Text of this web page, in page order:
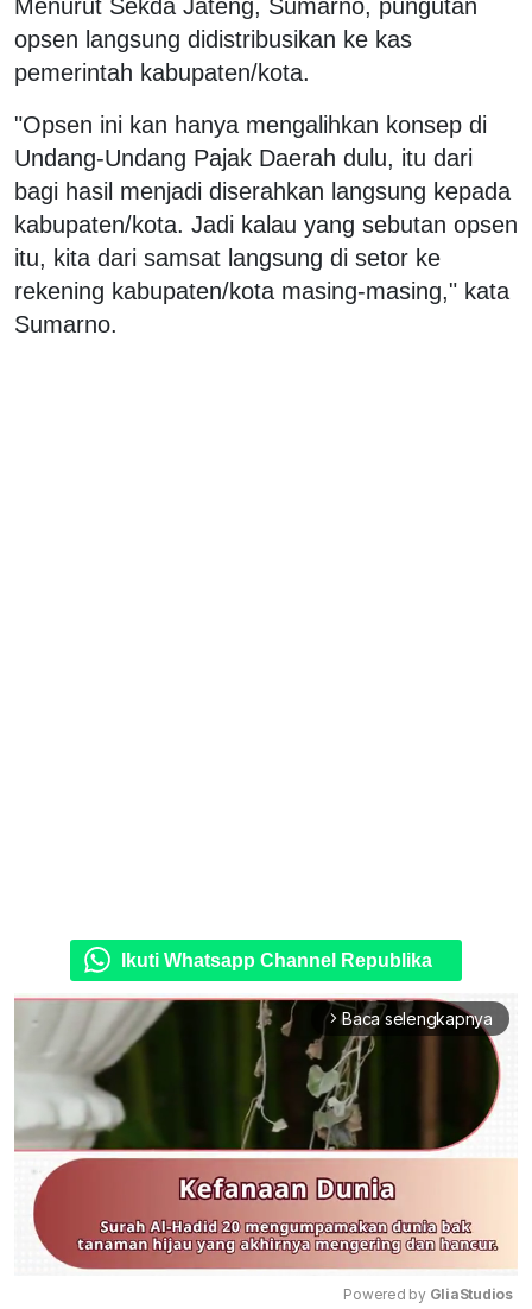
Menurut Sekda Jateng, Sumarno, pungutan
opsen langsung didistribusikan ke kas
pemerintah kabupaten/kota.
"Opsen ini kan hanya mengalihkan konsep di
Undang-Undang Pajak Daerah dulu, itu dari
bagi hasil menjadi diserahkan langsung kepada
kabupaten/kota. Jadi kalau yang sebutan opsen
itu, kita dari samsat langsung di setor ke
rekening kabupaten/kota masing-masing," kata
Sumarno.
Ikuti Whatsapp Channel Republika
arrow_forward_ios Baca selengkapnya
Powered by GliaStudios